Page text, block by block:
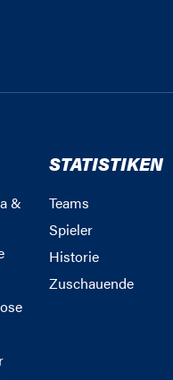
&
STATISTIKEN
Teams
Spieler
Historie
Zuschauende